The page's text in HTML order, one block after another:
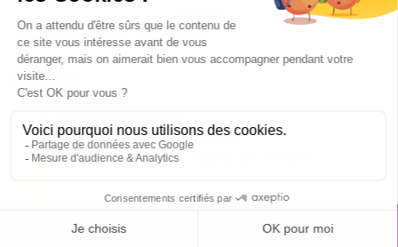
CONTENU
Animation avec des arbitres
Foulards de couleurs pour les équipes
Quiz 100% Lyonnais
Devenir barman
Mon EVG à Lyon